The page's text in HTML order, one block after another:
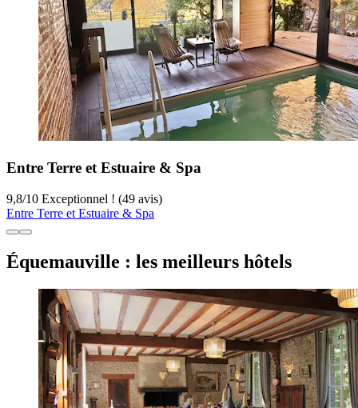
Entre Terre et Estuaire & Spa
9,8/10 Exceptionnel ! (49 avis)
Entre Terre et Estuaire & Spa
Équemauville : les meilleurs hôtels